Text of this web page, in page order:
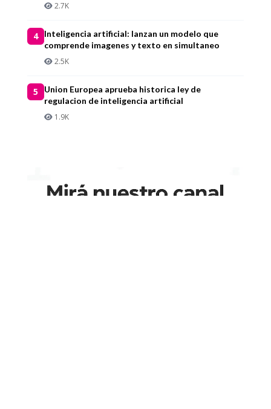
2.7K
4
Inteligencia artificial: lanzan un modelo que
comprende imagenes y texto en simultaneo
2.5K
5
Union Europea aprueba historica ley de
regulacion de inteligencia artificial
1.9K